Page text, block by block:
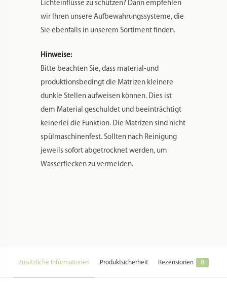
Lichteinflüsse zu schützen? Dann empfehlen
wir Ihren unsere Aufbewahrungssysteme, die
Sie ebenfalls in unserem Sortiment finden.
Hinweise:
Bitte beachten Sie, dass material-und
produktionsbedingt die Matrizen kleinere
dunkle Stellen aufweisen können. Dies ist
dem Material geschuldet und beeinträchtigt
keinerlei die Funktion. Die Matrizen sind nicht
spülmaschinenfest. Sollten nach Reinigung
jeweils sofort abgetrocknet werden, um
Wasserflecken zu vermeiden.
Zusätzliche Informationen Produktsicherheit Rezensionen 0